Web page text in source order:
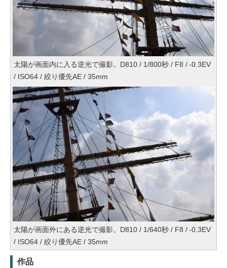
太陽が画面内に入る逆光で撮影。D810 / 1/800秒 / F8 / -0.3EV
/ ISO64 / 絞り優先AE / 35mm
太陽が画面外にある逆光で撮影。D810 / 1/640秒 / F8 / -0.3EV
/ ISO64 / 絞り優先AE / 35mm
作品